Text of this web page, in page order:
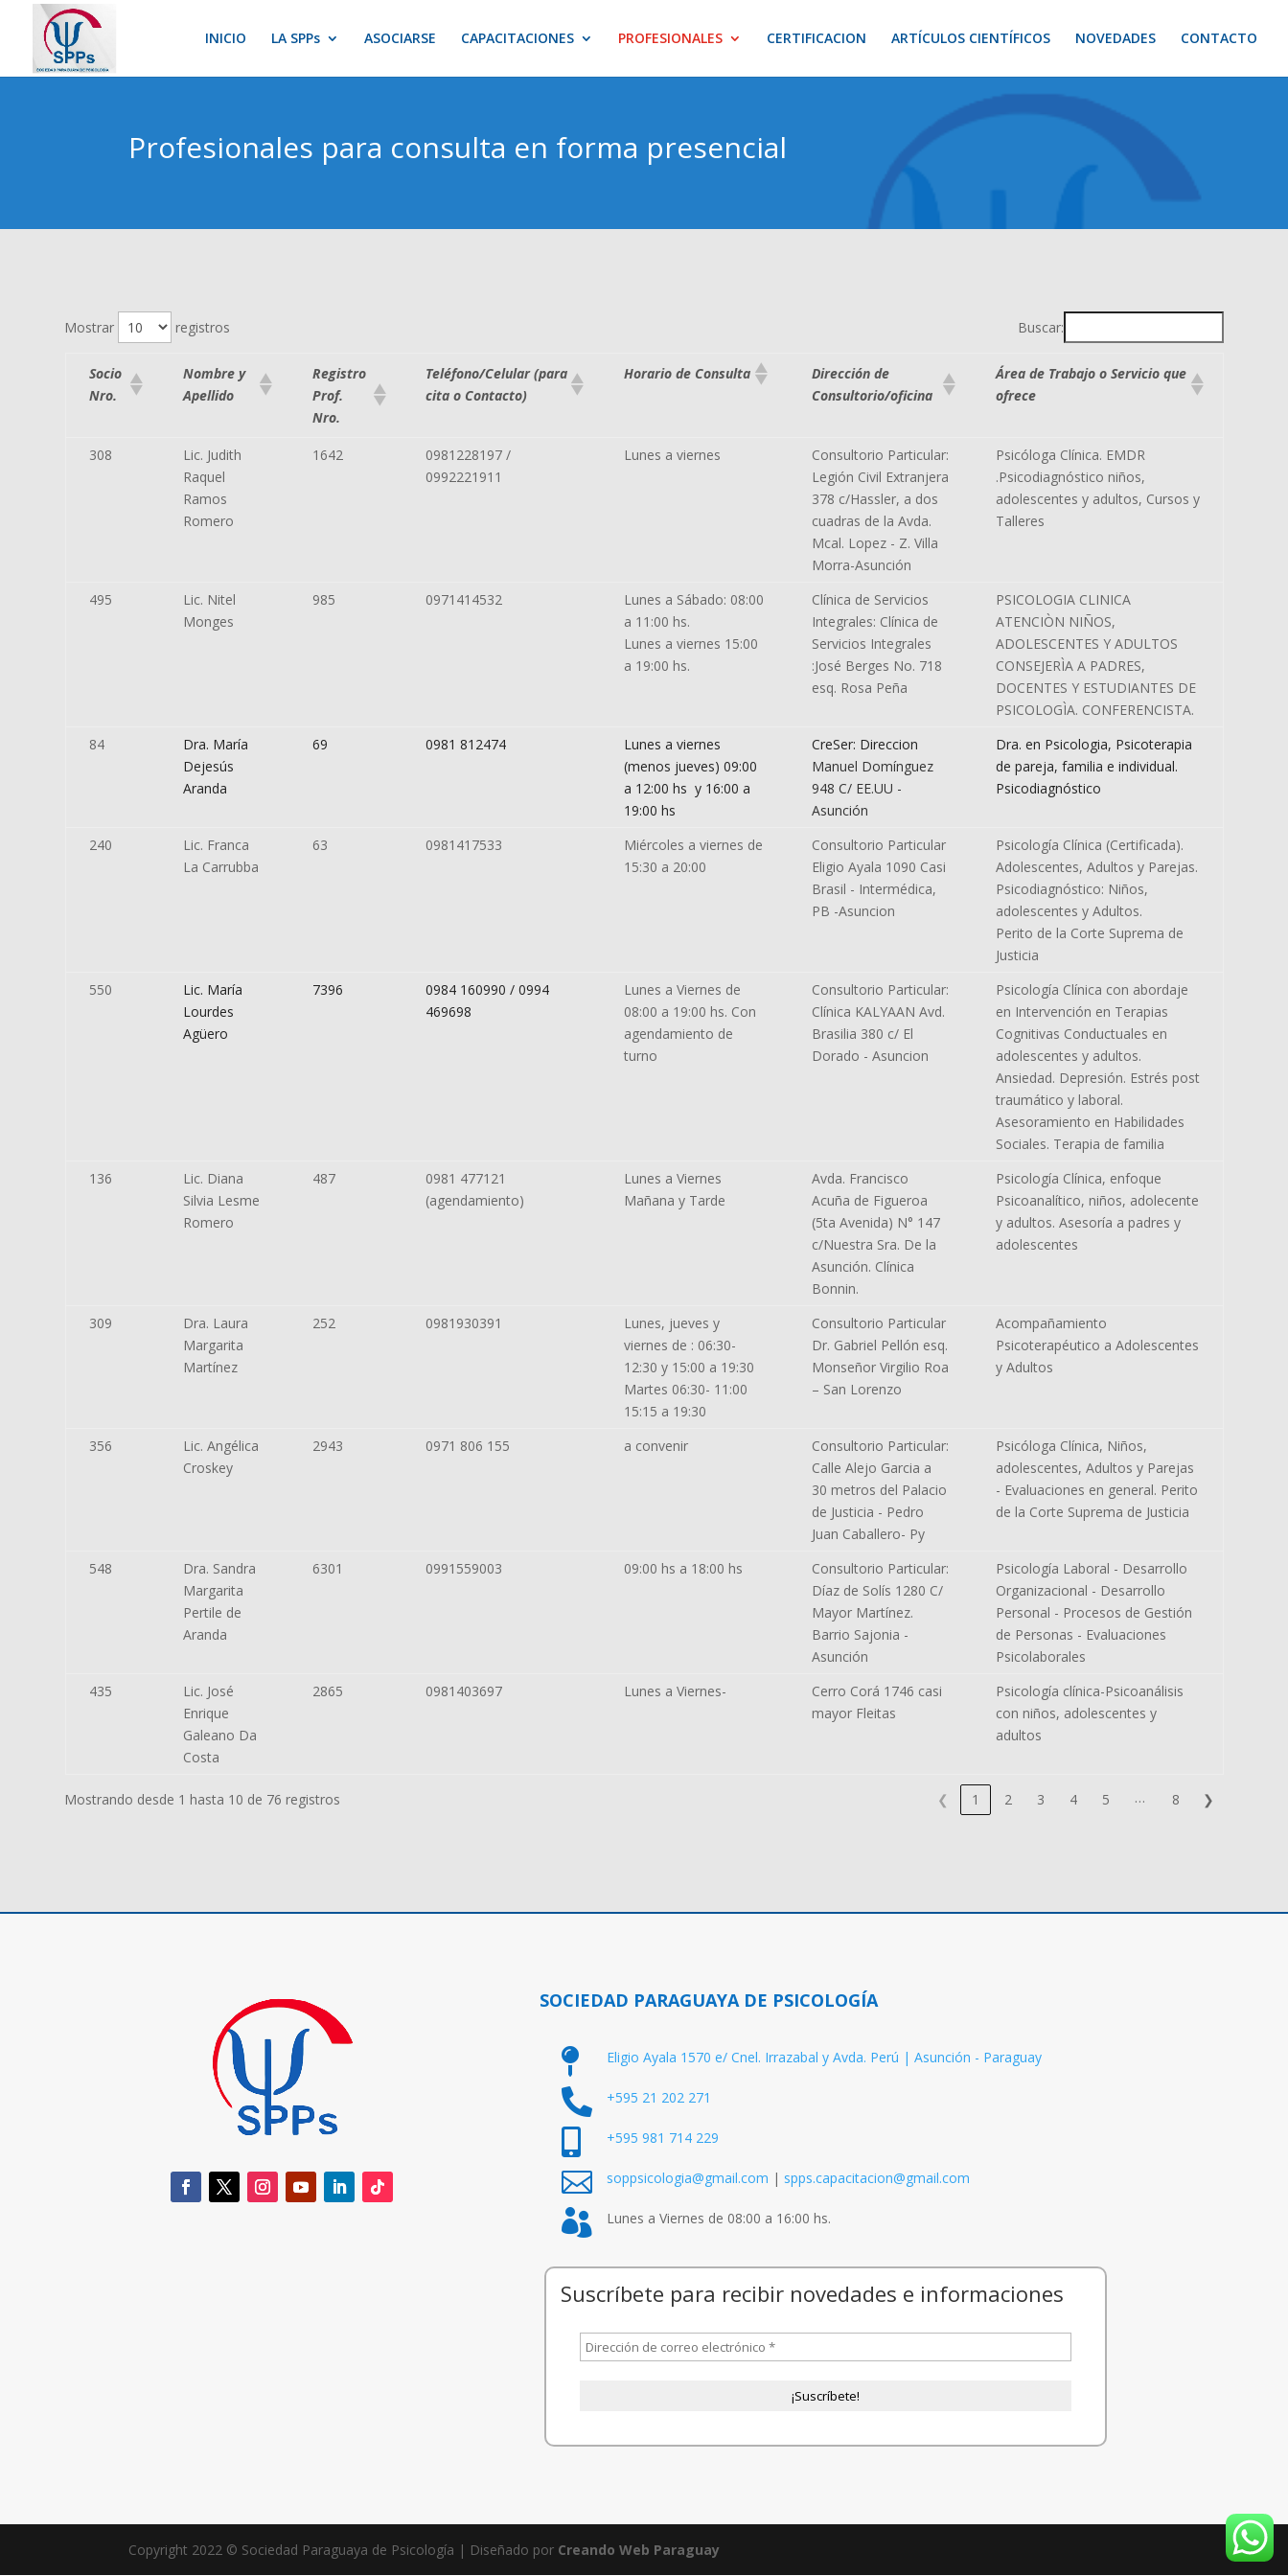
INICIO LA SPPs ASOCIARSE CAPACITACIONES PROFESIONALES CERTIFICACION ARTÍCULOS CIENTÍFICOS NOVEDADES CONTACTO
Profesionales para consulta en forma presencial
Mostrar registros Buscar:
Socio
Nro.
Nombre y
Apellido
Registro
Prof.
Nro.
Teléfono/Celular (para
cita o Contacto)
Horario de Consulta
Dirección de
Consultorio/oficina
Área de Trabajo o Servicio que
ofrece
308
Lic. Judith
Raquel
Ramos
Romero
1642
0981228197 /
0992221911
Lunes a viernes
Consultorio Particular:
Legión Civil Extranjera
378 c/Hassler, a dos
cuadras de la Avda.
Mcal. Lopez - Z. Villa
Morra-Asunción
Psicóloga Clínica. EMDR
.Psicodiagnóstico niños,
adolescentes y adultos, Cursos y
Talleres
495
Lic. Nitel
Monges
985 0971414532
Lunes a Sábado: 08:00
a 11:00 hs.
Lunes a viernes 15:00
a 19:00 hs.
Clínica de Servicios
Integrales: Clínica de
Servicios Integrales
:José Berges No. 718
esq. Rosa Peña
PSICOLOGIA CLINICA
ATENCIÒN NIÑOS,
ADOLESCENTES Y ADULTOS
CONSEJERÌA A PADRES,
DOCENTES Y ESTUDIANTES DE
PSICOLOGÌA. CONFERENCISTA.
84
Dra. María
Dejesús
Aranda
69 0981 812474
Lunes a viernes
(menos jueves) 09:00
a 12:00 hs y 16:00 a
19:00 hs
CreSer: Direccion
Manuel Domínguez
948 C/ EE.UU -
Asunción
Dra. en Psicologia, Psicoterapia
de pareja, familia e individual.
Psicodiagnóstico
240
Lic. Franca
La Carrubba
63 0981417533
Miércoles a viernes de
15:30 a 20:00
Consultorio Particular
Eligio Ayala 1090 Casi
Brasil - Intermédica,
PB -Asuncion
Psicología Clínica (Certificada).
Adolescentes, Adultos y Parejas.
Psicodiagnóstico: Niños,
adolescentes y Adultos.
Perito de la Corte Suprema de
Justicia
550
Lic. María
Lourdes
Agüero
7396
0984 160990 / 0994
469698
Lunes a Viernes de
08:00 a 19:00 hs. Con
agendamiento de
turno
Consultorio Particular:
Clínica KALYAAN Avd.
Brasilia 380 c/ El
Dorado - Asuncion
Psicología Clínica con abordaje
en Intervención en Terapias
Cognitivas Conductuales en
adolescentes y adultos.
Ansiedad. Depresión. Estrés post
traumático y laboral.
Asesoramiento en Habilidades
Sociales. Terapia de familia
136
Lic. Diana
Silvia Lesme
Romero
487
0981 477121
(agendamiento)
Lunes a Viernes
Mañana y Tarde
Avda. Francisco
Acuña de Figueroa
(5ta Avenida) N° 147
c/Nuestra Sra. De la
Asunción. Clínica
Bonnin.
Psicología Clínica, enfoque
Psicoanalítico, niños, adolecente
y adultos. Asesoría a padres y
adolescentes
309
Dra. Laura
Margarita
Martínez
252 0981930391
Lunes, jueves y
viernes de : 06:30-
12:30 y 15:00 a 19:30
Martes 06:30- 11:00
15:15 a 19:30
Consultorio Particular
Dr. Gabriel Pellón esq.
Monseñor Virgilio Roa
– San Lorenzo
Acompañamiento
Psicoterapéutico a Adolescentes
y Adultos
356
Lic. Angélica
Croskey
2943 0971 806 155 a convenir
Consultorio Particular:
Calle Alejo Garcia a
30 metros del Palacio
de Justicia - Pedro
Juan Caballero- Py
Psicóloga Clínica, Niños,
adolescentes, Adultos y Parejas
- Evaluaciones en general. Perito
de la Corte Suprema de Justicia
548
Dra. Sandra
Margarita
Pertile de
Aranda
6301 0991559003 09:00 hs a 18:00 hs
Consultorio Particular:
Díaz de Solís 1280 C/
Mayor Martínez.
Barrio Sajonia -
Asunción
Psicología Laboral - Desarrollo
Organizacional - Desarrollo
Personal - Procesos de Gestión
de Personas - Evaluaciones
Psicolaborales
435
Lic. José
Enrique
Galeano Da
Costa
2865 0981403697 Lunes a Viernes-
Cerro Corá 1746 casi
mayor Fleitas
Psicología clínica-Psicoanálisis
con niños, adolescentes y
adultos
Mostrando desde 1 hasta 10 de 76 registros ❮ 1 2 3 4 5 … 8 ❯
SOCIEDAD PARAGUAYA DE PSICOLOGÍA
 Eligio Ayala 1570 e/ Cnel. Irrazabal y Avda. Perú | Asunción - Paraguay
 +595 21 202 271
 +595 981 714 229
 soppsicologia@gmail.com | spps.capacitacion@gmail.com
 Lunes a Viernes de 08:00 a 16:00 hs.
Suscríbete para recibir novedades e informaciones
Copyright 2022 © Sociedad Paraguaya de Psicología | Diseñado por Creando Web Paraguay